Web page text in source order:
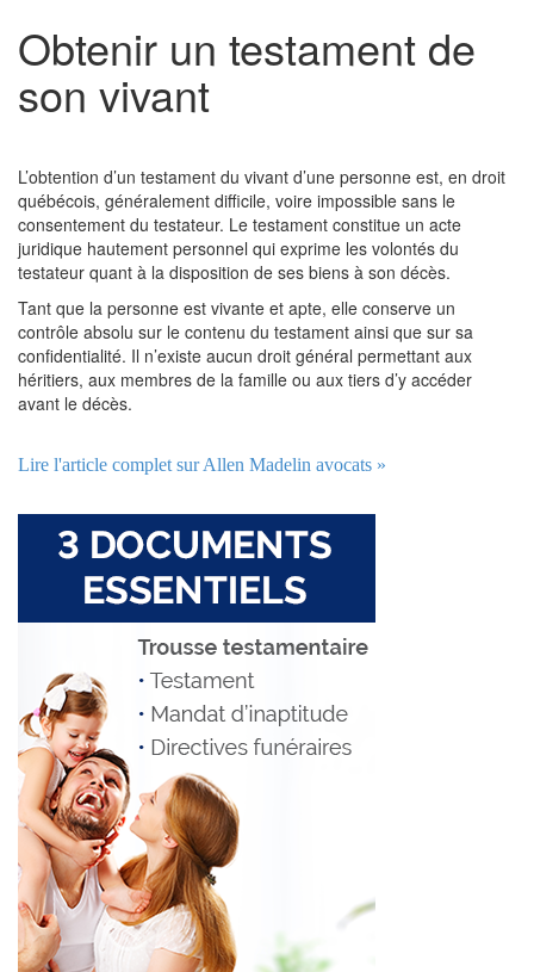
Obtenir un testament de
son vivant
L’obtention d’un testament du vivant d’une personne est, en droit
québécois, généralement difficile, voire impossible sans le
consentement du testateur. Le testament constitue un acte
juridique hautement personnel qui exprime les volontés du
testateur quant à la disposition de ses biens à son décès.
Tant que la personne est vivante et apte, elle conserve un
contrôle absolu sur le contenu du testament ainsi que sur sa
confidentialité. Il n’existe aucun droit général permettant aux
héritiers, aux membres de la famille ou aux tiers d’y accéder
avant le décès.
Lire l'article complet sur Allen Madelin avocats »